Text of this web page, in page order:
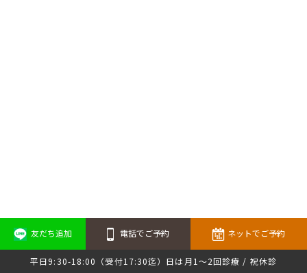
友だち追加 電話でご予約 ネットでご予約
平日9:30-18:00（受付17:30迄）日は月1～2回診療 / 祝休診